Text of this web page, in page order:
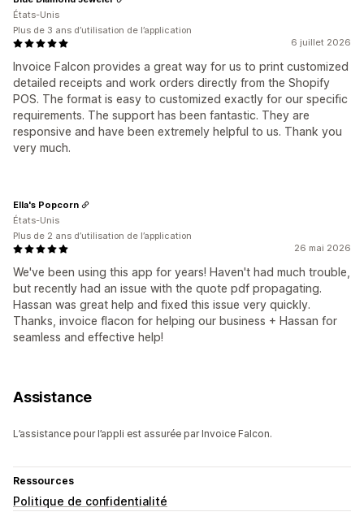
6 juillet 2026
Invoice Falcon provides a great way for us to print customized
detailed receipts and work orders directly from the Shopify
POS. The format is easy to customized exactly for our specific
requirements. The support has been fantastic. They are
responsive and have been extremely helpful to us. Thank you
very much.
États-Unis
Plus de 3 ans d’utilisation de l’application
26 mai 2026
We've been using this app for years! Haven't had much trouble,
but recently had an issue with the quote pdf propagating.
Hassan was great help and fixed this issue very quickly.
Thanks, invoice flacon for helping our business + Hassan for
seamless and effective help!
Ella's Popcorn
États-Unis
Plus de 2 ans d’utilisation de l’application
Assistance
L’assistance pour l’appli est assurée par Invoice Falcon.
Ressources
Politique de confidentialité